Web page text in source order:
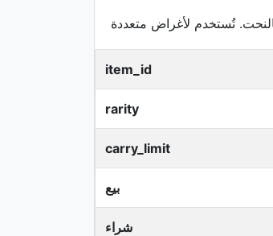
item_id
rarity
carry_limit
بيع
شراء